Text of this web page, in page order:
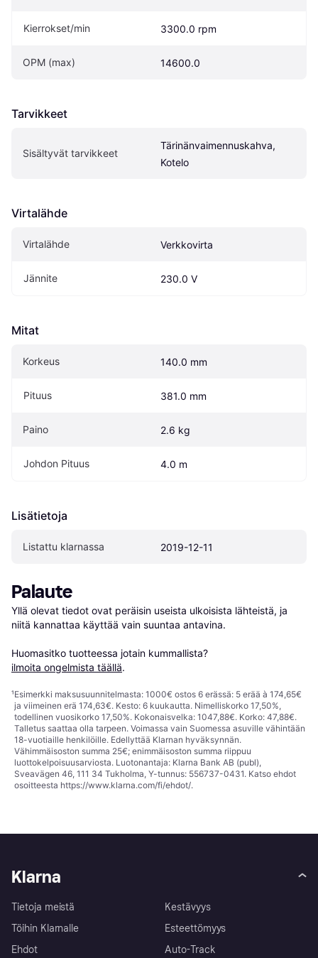
Kierrokset/min 3300.0 rpm
OPM (max) 14600.0
Tarvikkeet
Sisältyvät tarvikkeet
Tärinänvaimennuskahva,
Kotelo
Virtalähde
Virtalähde Verkkovirta
Jännite 230.0 V
Mitat
Korkeus 140.0 mm
Pituus 381.0 mm
Paino 2.6 kg
Johdon Pituus 4.0 m
Lisätietoja
Listattu klarnassa 2019-12-11
Palaute
Yllä olevat tiedot ovat peräisin useista ulkoisista lähteistä, ja
niitä kannattaa käyttää vain suuntaa antavina.
Huomasitko tuotteessa jotain kummallista?
ilmoita ongelmista täällä.
¹Esimerkki maksusuunnitelmasta: 1000€ ostos 6 erässä: 5 erää à 174,65€
ja viimeinen erä 174,63€. Kesto: 6 kuukautta. Nimelliskorko 17,50%,
todellinen vuosikorko 17,50%. Kokonaisvelka: 1047,88€. Korko: 47,88€.
Talletus saattaa olla tarpeen. Voimassa vain Suomessa asuville vähintään
18-vuotiaille henkilöille. Edellyttää Klarnan hyväksynnän.
Vähimmäisoston summa 25€; enimmäisoston summa riippuu
luottokelpoisuusarviosta. Luotonantaja: Klarna Bank AB (publ),
Sveavägen 46, 111 34 Tukholma, Y-tunnus: 556737-0431. Katso ehdot
osoitteesta https://www.klarna.com/fi/ehdot/.
Klarna
Tietoja meistä
Töihin Klarnalle
Ehdot
Kestävyys
Esteettömyys
Auto-Track